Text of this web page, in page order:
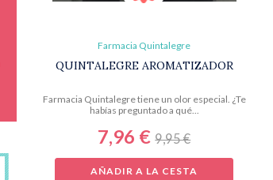
Farmacia Quintalegre
QUINTALEGRE AROMATIZADOR
Farmacia Quintalegre tiene un olor especial. ¿Te
habías preguntado a qué...
7,96 €9,95 €
AÑADIR A LA CESTA